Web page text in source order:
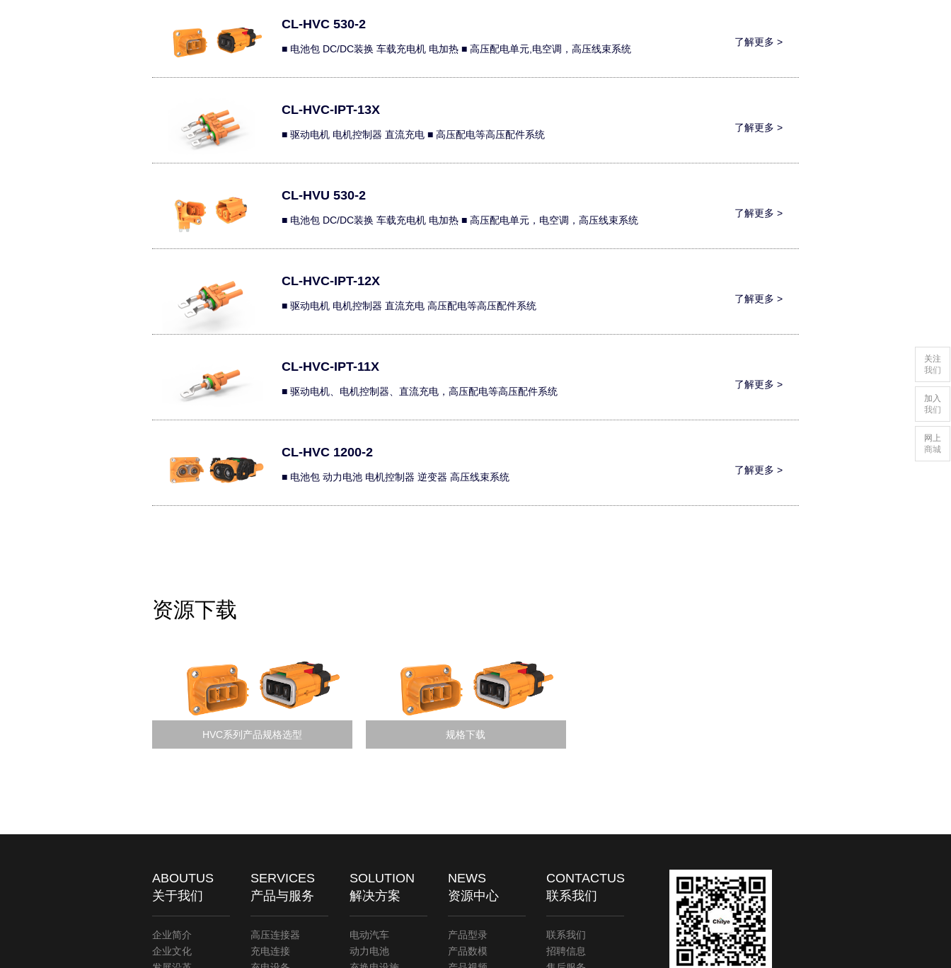
CL-HVC 530-2
■ 电池包 DC/DC装换 车载充电机 电加热 ■ 高压配电单元,电空调，高压线束系统
了解更多 >
CL-HVC-IPT-13X
■ 驱动电机 电机控制器 直流充电 ■ 高压配电等高压配件系统
了解更多 >
CL-HVU 530-2
■ 电池包 DC/DC装换 车载充电机 电加热 ■ 高压配电单元，电空调，高压线束系统
了解更多 >
CL-HVC-IPT-12X
■ 驱动电机 电机控制器 直流充电 高压配电等高压配件系统
了解更多 >
CL-HVC-IPT-11X
■ 驱动电机、电机控制器、直流充电，高压配电等高压配件系统
了解更多 >
CL-HVC 1200-2
■ 电池包 动力电池 电机控制器 逆变器 高压线束系统
了解更多 >
资源下载
HVC系列产品规格选型 规格下载
ABOUTUS
关于我们
企业简介
企业文化
SERVICES
产品与服务
高压连接器
充电连接
SOLUTION
解决方案
电动汽车
动力电池
NEWS
资源中心
产品型录
产品数模
CONTACTUS
联系我们
联系我们
招聘信息
关注
我们
加入
我们
网上
商城